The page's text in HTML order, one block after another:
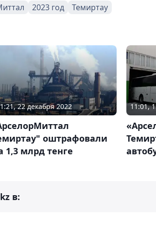
2023 год Темиртау
22 декабря 2022
оштрафовали
1,3 млрд тенге
11:01,
в: